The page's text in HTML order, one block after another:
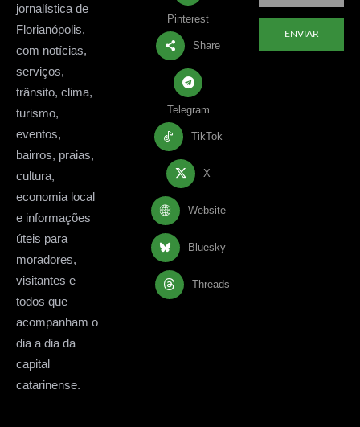
jornalística de
Florianópolis,
com notícias,
serviços,
trânsito, clima,
turismo,
eventos,
bairros, praias,
cultura,
economia local
e informações
úteis para
moradores,
visitantes e
todos que
acompanham o
dia a dia da
capital
catarinense.
Pinterest
Share
Telegram
TikTok
X
Website
Bluesky
Threads
ENVIAR